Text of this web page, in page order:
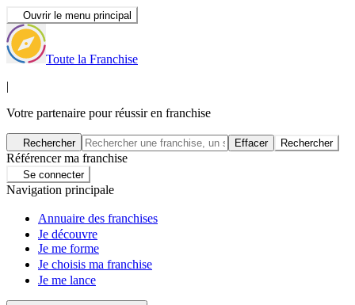
Ouvrir le menu principal
Toute la Franchise
|
Votre partenaire pour réussir en franchise
Rechercher Effacer Rechercher
Référencer ma franchise
Se connecter
Navigation principale
Annuaire des franchises
Je découvre
Je me forme
Je choisis ma franchise
Je me lance